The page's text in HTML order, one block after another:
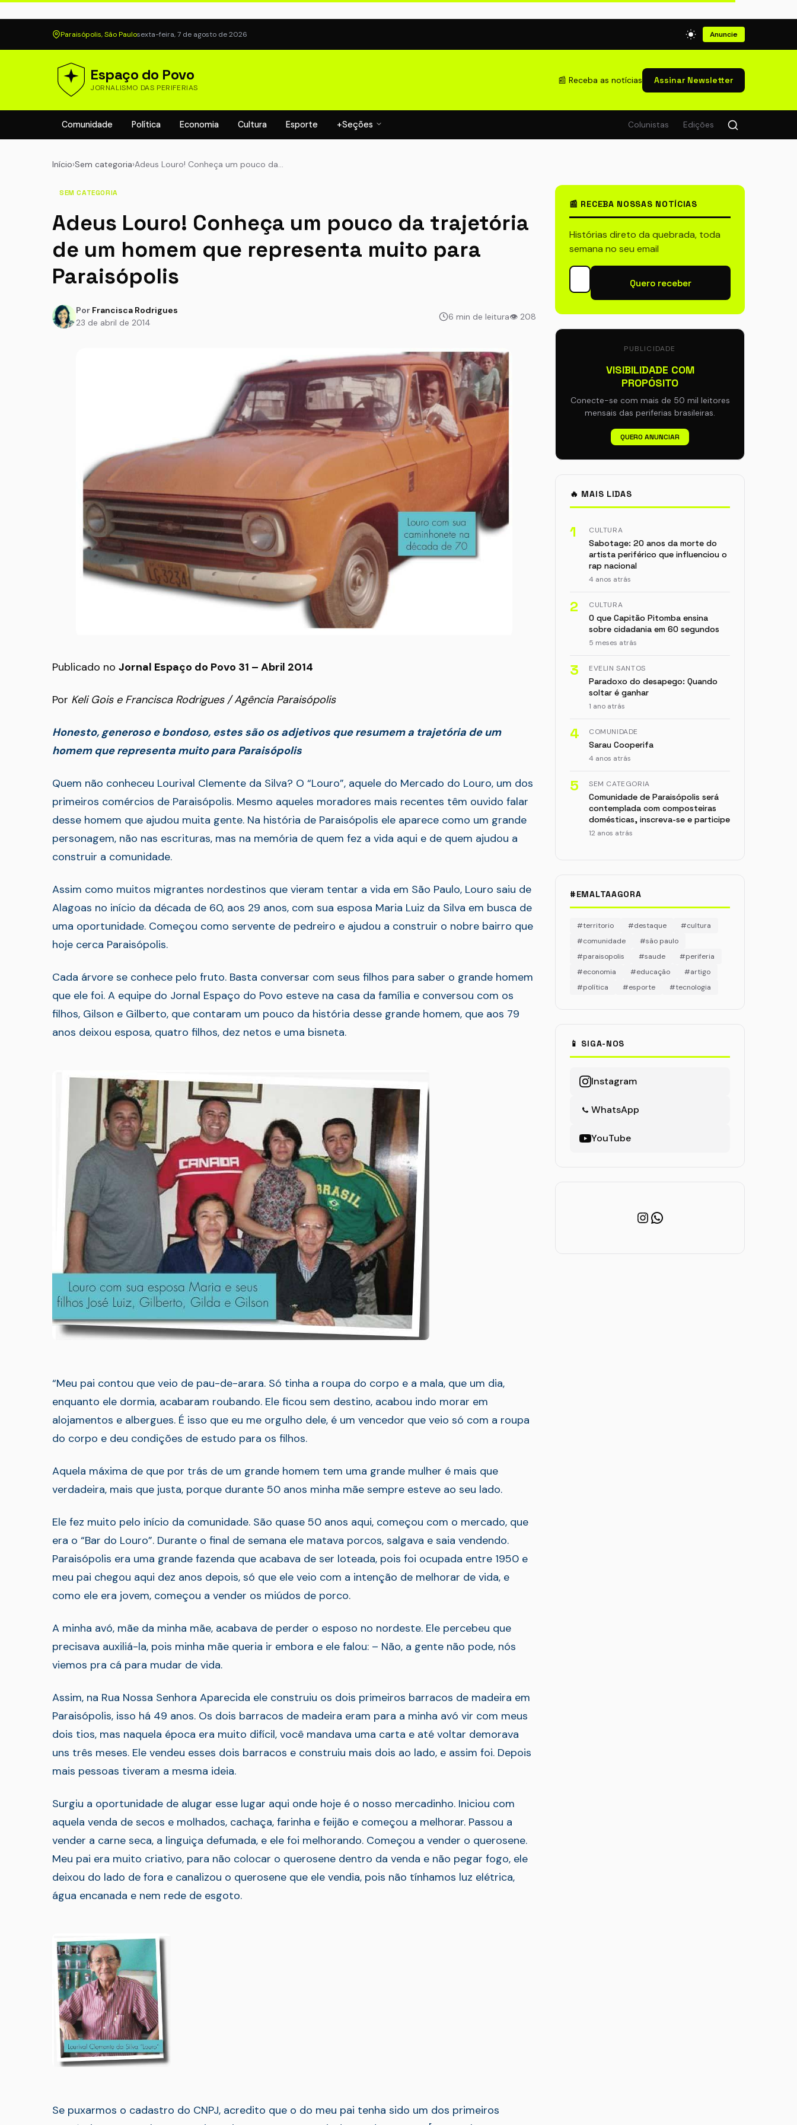
Paraisópolis, São Paulosexta-feira, 7 de agosto de 2026 Anuncie
Espaço do Povo
JORNALISMO DAS PERIFERIAS
📰 Receba as notícias Assinar Newsletter
Comunidade Política Economia Cultura Esporte +Seções Colunistas Edições
Início›Sem categoria›Adeus Louro! Conheça um pouco da…
SEM CATEGORIA
Adeus Louro! Conheça um pouco da trajetória
de um homem que representa muito para
Paraisópolis
Por Francisca Rodrigues
23 de abril de 2014
6 min de leitura👁 208
Publicado no Jornal Espaço do Povo 31 – Abril 2014
Por Keli Gois e Francisca Rodrigues / Agência Paraisópolis
Honesto, generoso e bondoso, estes são os adjetivos que resumem a trajetória de um
homem que representa muito para Paraisópolis
Quem não conheceu Lourival Clemente da Silva? O “Louro”, aquele do Mercado do Louro, um dos
primeiros comércios de Paraisópolis. Mesmo aqueles moradores mais recentes têm ouvido falar
desse homem que ajudou muita gente. Na história de Paraisópolis ele aparece como um grande
personagem, não nas escrituras, mas na memória de quem fez a vida aqui e de quem ajudou a
construir a comunidade.
Assim como muitos migrantes nordestinos que vieram tentar a vida em São Paulo, Louro saiu de
Alagoas no início da década de 60, aos 29 anos, com sua esposa Maria Luiz da Silva em busca de
uma oportunidade. Começou como servente de pedreiro e ajudou a construir o nobre bairro que
hoje cerca Paraisópolis.
Cada árvore se conhece pelo fruto. Basta conversar com seus filhos para saber o grande homem
que ele foi. A equipe do Jornal Espaço do Povo esteve na casa da família e conversou com os
filhos, Gilson e Gilberto, que contaram um pouco da história desse grande homem, que aos 79
anos deixou esposa, quatro filhos, dez netos e uma bisneta.
“Meu pai contou que veio de pau-de-arara. Só tinha a roupa do corpo e a mala, que um dia,
enquanto ele dormia, acabaram roubando. Ele ficou sem destino, acabou indo morar em
alojamentos e albergues. É isso que eu me orgulho dele, é um vencedor que veio só com a roupa
do corpo e deu condições de estudo para os filhos.
Aquela máxima de que por trás de um grande homem tem uma grande mulher é mais que
verdadeira, mais que justa, porque durante 50 anos minha mãe sempre esteve ao seu lado.
Ele fez muito pelo início da comunidade. São quase 50 anos aqui, começou com o mercado, que
era o “Bar do Louro”. Durante o final de semana ele matava porcos, salgava e saia vendendo.
Paraisópolis era uma grande fazenda que acabava de ser loteada, pois foi ocupada entre 1950 e
meu pai chegou aqui dez anos depois, só que ele veio com a intenção de melhorar de vida, e
como ele era jovem, começou a vender os miúdos de porco.
A minha avó, mãe da minha mãe, acabava de perder o esposo no nordeste. Ele percebeu que
precisava auxiliá-la, pois minha mãe queria ir embora e ele falou: – Não, a gente não pode, nós
viemos pra cá para mudar de vida.
Assim, na Rua Nossa Senhora Aparecida ele construiu os dois primeiros barracos de madeira em
Paraisópolis, isso há 49 anos. Os dois barracos de madeira eram para a minha avó vir com meus
dois tios, mas naquela época era muito difícil, você mandava uma carta e até voltar demorava
uns três meses. Ele vendeu esses dois barracos e construiu mais dois ao lado, e assim foi. Depois
mais pessoas tiveram a mesma ideia.
Surgiu a oportunidade de alugar esse lugar aqui onde hoje é o nosso mercadinho. Iniciou com
aquela venda de secos e molhados, cachaça, farinha e feijão e começou a melhorar. Passou a
vender a carne seca, a linguiça defumada, e ele foi melhorando. Começou a vender o querosene.
Meu pai era muito criativo, para não colocar o querosene dentro da venda e não pegar fogo, ele
deixou do lado de fora e canalizou o querosene que ele vendia, pois não tínhamos luz elétrica,
água encanada e nem rede de esgoto.
Se puxarmos o cadastro do CNPJ, acredito que o do meu pai tenha sido um dos primeiros
📰 RECEBA NOSSAS NOTÍCIAS
Histórias direto da quebrada, toda
semana no seu email
Quero receber
PUBLICIDADE
VISIBILIDADE COM
PROPÓSITO
Conecte-se com mais de 50 mil leitores
mensais das periferias brasileiras.
QUERO ANUNCIAR
🔥 MAIS LIDAS
1 CULTURA
Sabotage: 20 anos da morte do
artista periférico que influenciou o
rap nacional
4 anos atrás
2 CULTURA
O que Capitão Pitomba ensina
sobre cidadania em 60 segundos
5 meses atrás
3 EVELIN SANTOS
Paradoxo do desapego: Quando
soltar é ganhar
1 ano atrás
4 COMUNIDADE
Sarau Cooperifa
4 anos atrás
5 SEM CATEGORIA
Comunidade de Paraisópolis será
contemplada com composteiras
domésticas, inscreva-se e participe
12 anos atrás
#EMALTAAGORA
#territorio #destaque
#cultura
#comunidade
#são paulo
#paraisopolis
#saude
#periferia
#economia
#educação
#artigo
#política
#esporte #tecnologia
📱 SIGA-NOS
Instagram
WhatsApp
YouTube
Instagram
WhatsApp